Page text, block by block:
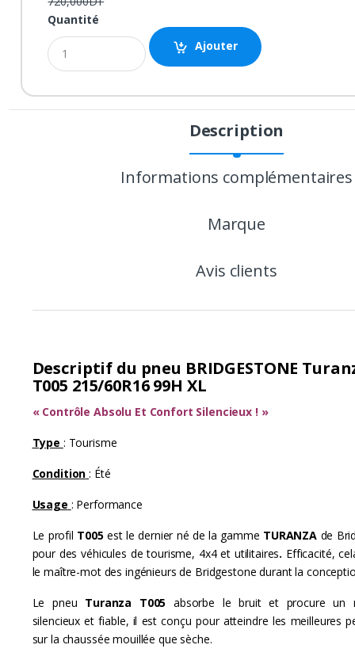
Quantité
Ajouter
C
a
r
o
u
s
e
l
T
a
Description
Informations complémentaires
Marque
Avis clients
Descriptif du pneu BRIDGESTONE
T005 215/60R16 99H XL
« Contrôle Absolu Et Confort Silencieux ! »
Type : Tourisme
Condition : Été
Usage : Performance
Le profil T005est le dernier né de la gamme TURANZA de
pour des véhicules de tourisme, 4x4 et utilitaires. Efficacité,
le maître-mot des ingénieurs de Bridgestone durant la
Le pneu Turanza T005 absorbe le bruit et procure un
silencieux et fiable, il est conçu pour atteindre les meilleures
sur la chaussée mouillée que sèche.